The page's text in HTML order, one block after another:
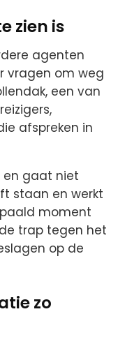
zien is
agenten
vragen om weg
een van
afspreken in
en gaat niet
staan en werkt
moment
trap tegen het
op de
zo